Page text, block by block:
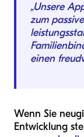
„Unsere
zum
einen
Wenn Sie
Entwicklung